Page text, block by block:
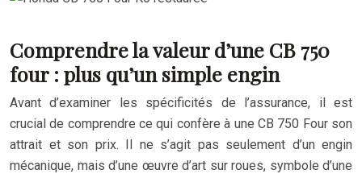
Comprendre la valeur d’une CB 750
four : plus qu’un simple engin
Avant d’examiner les spécificités de l’assurance, il est
crucial de comprendre ce qui confère à une CB 750 Four son
attrait et son prix. Il ne s’agit pas seulement d’un engin
mécanique, mais d’une œuvre d’art sur roues, symbole d’une